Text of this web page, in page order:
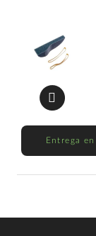
Entrega